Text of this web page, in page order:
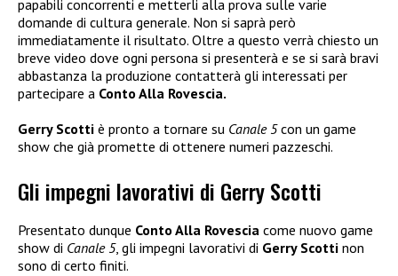
papabili concorrenti e metterli alla prova sulle varie
domande di cultura generale. Non si saprà però
immediatamente il risultato. Oltre a questo verrà chiesto un
breve video dove ogni persona si presenterà e se si sarà bravi
abbastanza la produzione contatterà gli interessati per
partecipare a Conto Alla Rovescia.
Gerry Scotti è pronto a tornare su Canale 5con un game
show che già promette di ottenere numeri pazzeschi.
Gli impegni lavorativi di Gerry Scotti
Presentato dunque Conto Alla Rovescia come nuovo game
show di Canale 5, gli impegni lavorativi di Gerry Scotti non
sono di certo finiti.